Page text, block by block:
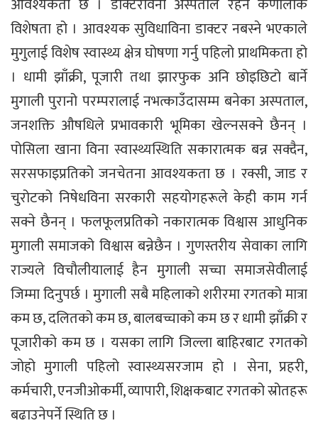
आवश्यकता छ । डाक्टरविना अस्पताल रहने कर्णालीकै
विशेषता हो । आवश्यक सुविधाविना डाक्टर नबस्ने भएकाले
मुगुलाई विशेष स्वास्थ्य क्षेत्र घोषणा गर्नु पहिलो प्राथमिकता हो
। धामी झाँक्री, पूजारी तथा झारफुक अनि छोइछिटो बार्ने
मुगाली पुरानो परम्परालाई नभत्काउँदासम्म बनेका अस्पताल,
जनशक्ति औषधिले प्रभावकारी भूमिका खेल्नसक्ने छैनन् ।
पोसिला खाना विना स्वास्थ्यस्थिति सकारात्मक बन्न सक्दैन,
सरसफाइप्रतिको जनचेतना आवश्यकता छ । रक्सी, जाड र
चुरोटको निषेधविना सरकारी सहयोगहरूले केही काम गर्न
सक्ने छैनन् । फलफूलप्रतिको नकारात्मक विश्वास आधुनिक
मुगाली समाजको विश्वास बन्नेछैन । गुणस्तरीय सेवाका लागि
राज्यले विचौलीयालाई हैन मुगाली सच्चा समाजसेवीलाई
जिम्मा दिनुपर्छ । मुगाली सबै महिलाको शरीरमा रगतको मात्रा
कम छ, दलितको कम छ, बालबच्चाको कम छ र धामी झाँक्री र
पूजारीको कम छ । यसका लागि जिल्ला बाहिरबाट रगतको
जोहो मुगाली पहिलो स्वास्थ्यसरजाम हो । सेना, प्रहरी,
कर्मचारी, एनजीओकर्मी, व्यापारी, शिक्षकबाट रगतको स्रोतहरू
बढाउनेपर्ने स्थिति छ ।